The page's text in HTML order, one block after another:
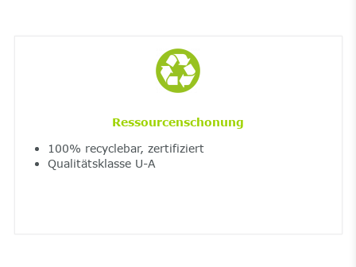
Ressourcenschonung
100% recyclebar, zertifiziert
Qualitätsklasse U-A